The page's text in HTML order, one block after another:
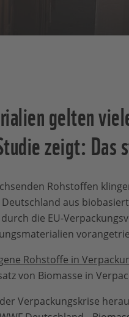
gelten
zeigt: Das
Rohstoffen
aus
die EU-
Rohstoffe in
von Biomasse in
Verpackungskrise